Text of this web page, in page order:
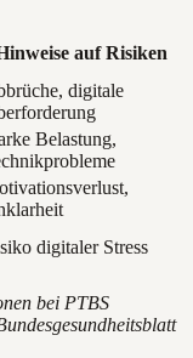
auf Risiken
digitale
Belastung,
digitaler Stress
bei PTBS